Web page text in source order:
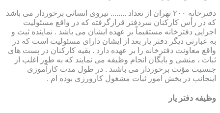
دفترخانه ۲۰۰ تهران از تعداد ........ نیروی انسانی برخوردار می باشد
که در رأس کارکنان سردفتر قرارگرفته که در واقع مسئولیت
اجرایی دفترخانه مستقیماً بر عهده ایشان می باشد . نماینده ثبت و
به عبارتی دیگر دفتر یار بعد از ایشان دارای مسئولیت است که در
واقع معاونت دفترخانه را بر عهده دارد . بقیه کارکنان در پست های
ثبات ، منشی و بایگان انجام وظیفه می نمایند که به طور اغلب از
جنسیت مؤنث برخوردار می باشند . در طول مدت کارآموزی
اینجانب در بخش امور ثبات مشغول کارورزی بوده ام .
وظیفه دفتر یار